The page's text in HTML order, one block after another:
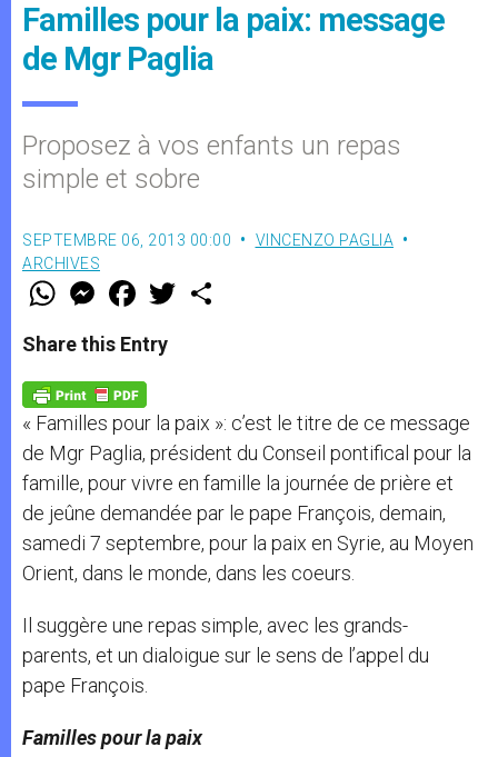
Familles pour la paix: message
de Mgr Paglia
Proposez à vos enfants un repas
simple et sobre
SEPTEMBRE 06, 2013 00:00
VINCENZO PAGLIA
ARCHIVES
W
t
s
p
p
M
e
s
e
g
e
r
F
a
e
b
o
k
w
Share this Entry
« Familles pour la paix »: c’est le titre de ce message
de Mgr Paglia, président du Conseil pontifical pour la
famille, pour vivre en famille la journée de prière et
de jeûne demandée par le pape François, demain,
samedi 7 septembre, pour la paix en Syrie, au Moyen
Orient, dans le monde, dans les coeurs.
Il suggère une repas simple, avec les grands-
parents, et un dialoigue sur le sens de l’appel du
pape François.
Familles pour la paix